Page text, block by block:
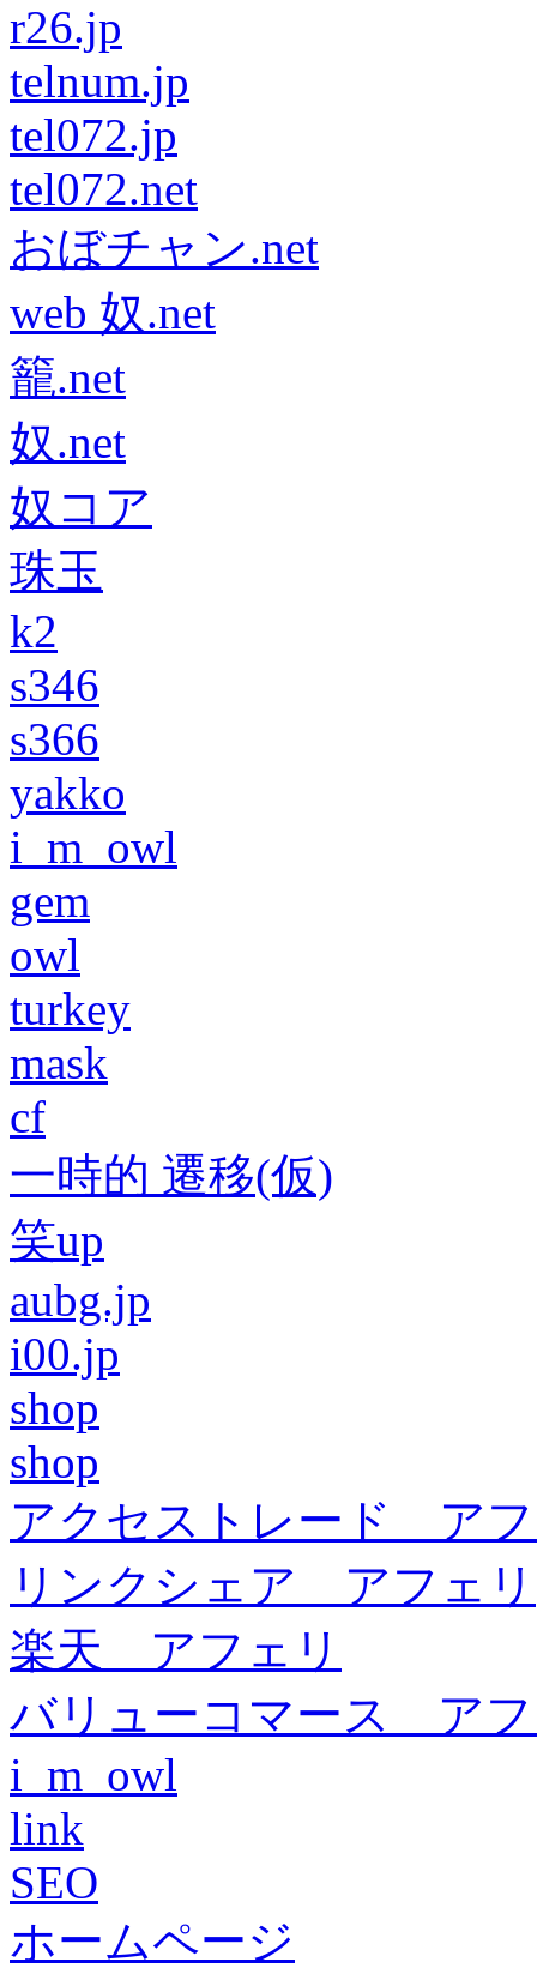
r26.jp
telnum.jp
tel072.jp
tel072.net
おぼチャン.net
web 奴.net
籠.net
奴.net
奴コア
珠玉
k2
s346
s366
yakko
i_m_owl
gem
owl
turkey
mask
cf
一時的 遷移(仮)
笑up
aubg.jp
i00.jp
shop
shop
アクセストレード ア
リンクシェア アフェリ
楽天 アフェリ
バリューコマース ア
i_m_owl
link
SEO
ホームページ